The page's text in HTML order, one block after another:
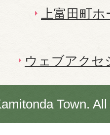
上富田町
ウェブアクセ
Town.